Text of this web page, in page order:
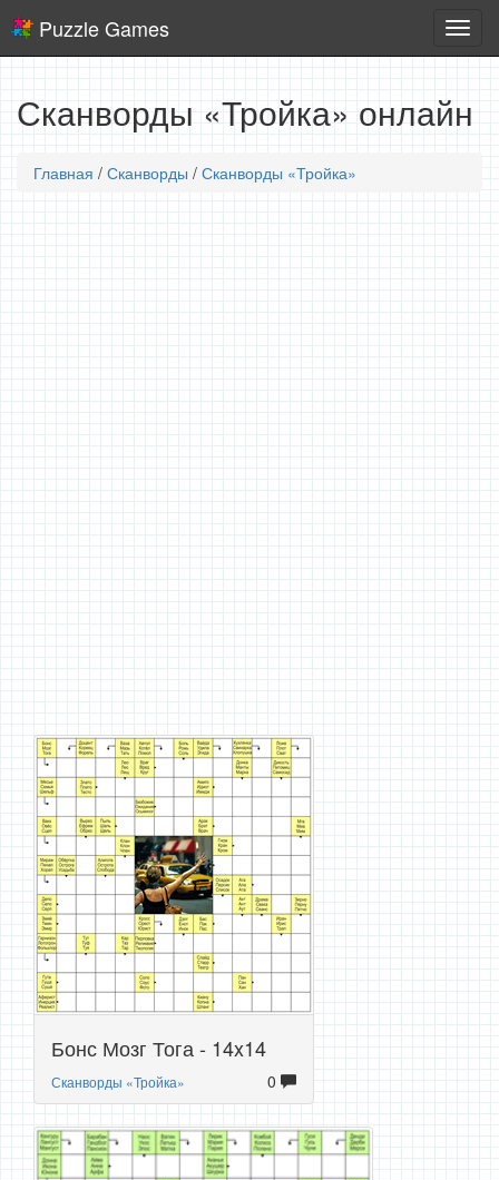
игры
Puzzle Games
Сканворды «Тройка» онлайн
Главная / Сканворды / Сканворды «Тройка»
Бонс Мозг Тога - 14x14
Сканворды «Тройка» 0